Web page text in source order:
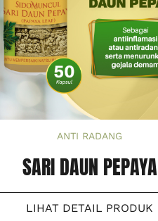
ANTI RADANG
SARI DAUN PEPAYA
LIHAT DETAIL PRODUK